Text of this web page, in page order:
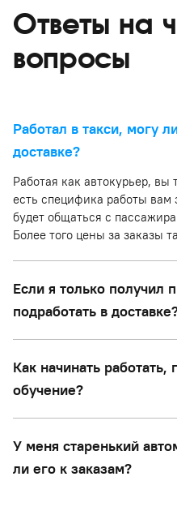
Ответы на
вопросы
Работал в такси, могу
доставке?
Работая как автокурьер,
есть специфика работы
будет общаться с
Более того цены за заказы
Если я только получил
подработать в
Как начинать работать,
обучение?
У меня старенький
ли его к заказам?